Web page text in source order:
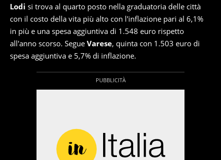
Lodi si trova al quarto posto nella graduatoria delle città
con il costo della vita più alto con l'inflazione pari al 6,1%
in più e una spesa aggiuntiva di 1.548 euro rispetto
all'anno scorso. Segue Varese, quinta con 1.503 euro di
spesa aggiuntiva e 5,7% di inflazione.